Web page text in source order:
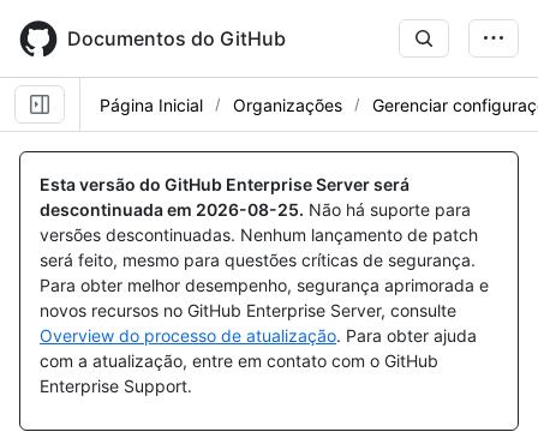
main
content
Documentos do GitHub
Página Inicial Organizações Gerenciar
Esta versão do GitHub Enterprise Server será
descontinuada em 2026-08-25. Não há suporte para
versões descontinuadas. Nenhum lançamento de patch
será feito, mesmo para questões críticas de segurança.
Para obter melhor desempenho, segurança aprimorada e
novos recursos no GitHub Enterprise Server, consulte
Overview do processo de atualização. Para obter ajuda
com a atualização, entre em contato com o GitHub
Enterprise Support.